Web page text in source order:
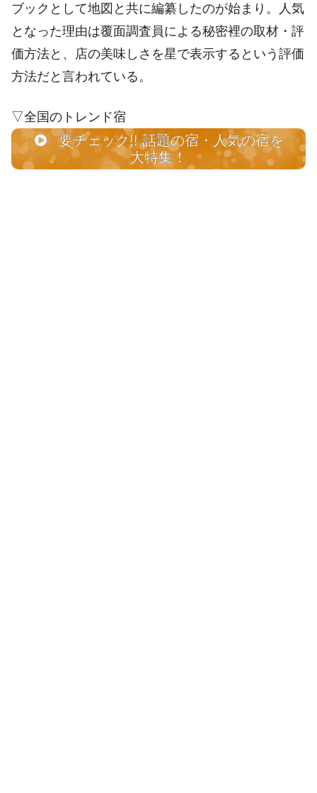
ブックとして地図と共に編纂したのが始まり。人気
となった理由は覆面調査員による秘密裡の取材・評
価方法と、店の美味しさを星で表示するという評価
方法だと言われている。
▽全国のトレンド宿
要チェック!! 話題の宿・人気の宿を
大特集！